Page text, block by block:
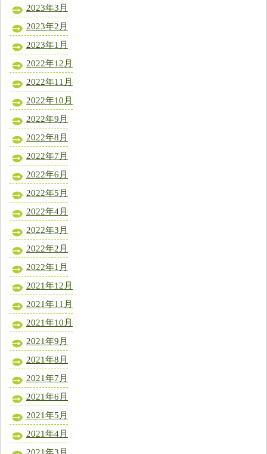
2023年3月
2023年2月
2023年1月
2022年12月
2022年11月
2022年10月
2022年9月
2022年8月
2022年7月
2022年6月
2022年5月
2022年4月
2022年3月
2022年2月
2022年1月
2021年12月
2021年11月
2021年10月
2021年9月
2021年8月
2021年7月
2021年6月
2021年5月
2021年4月